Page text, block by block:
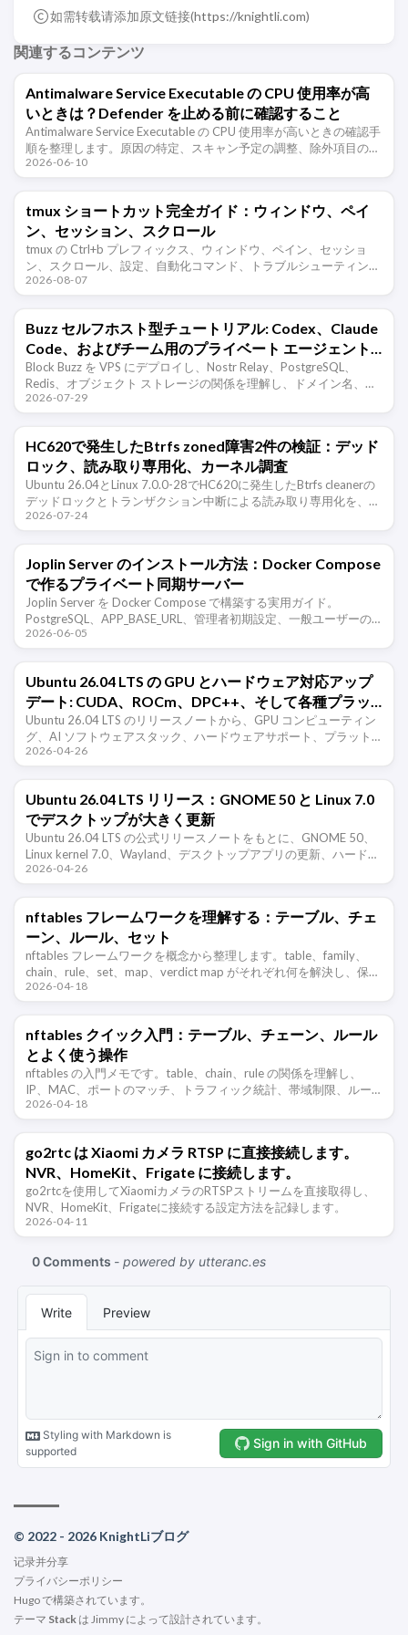
如需转载请添加原文链接(https://knightli.com)
関連するコンテンツ
Antimalware Service Executable の CPU 使用率が高
いときは？Defender を止める前に確認すること
Antimalware Service Executable の CPU 使用率が高いときの確認手
順を整理します。原因の特定、スキャン予定の調整、除外項目の追
加、Windows Defender を無 …
2026-06-10
tmux ショートカット完全ガイド：ウィンドウ、ペイ
ン、セッション、スクロール
tmux の Ctrl+b プレフィックス、ウィンドウ、ペイン、セッショ
ン、スクロール、設定、自動化コマンド、トラブルシューティング
をまとめた実用ガイドです。
2026-08-07
Buzz セルフホスト型チュートリアル: Codex、Claude
Code、およびチーム用のプライベート エージェント
ワークスペースをセットアップする
Block Buzz を VPS にデプロイし、Nostr Relay、PostgreSQL、
Redis、オブジェクト ストレージの関係を理解し、ドメイン名、
TLS、エージェント ID、バックアップ、 …
2026-07-29
HC620で発生したBtrfs zoned障害2件の検証：デッド
ロック、読み取り専用化、カーネル調査
Ubuntu 26.04とLinux 7.0.0-28でHC620に発生したBtrfs cleanerの
デッドロックとトランザクション中断による読み取り専用化を、ロ
グ、復旧コマンド、データ検証、カーネ …
2026-07-24
Joplin Server のインストール方法：Docker Compose
で作るプライベート同期サーバー
Joplin Server を Docker Compose で構築する実用ガイド。
PostgreSQL、APP_BASE_URL、管理者初期設定、一般ユーザーの
有効化、クライアント同期、HTTPS …
2026-06-05
Ubuntu 26.04 LTS の GPU とハードウェア対応アップ
デート: CUDA、ROCm、DPC++、そして各種プラッ
トフォームの変更
Ubuntu 26.04 LTS のリリースノートから、GPU コンピューティン
グ、AI ソフトウェアスタック、ハードウェアサポート、プラット
フォーム要件に関する更新を整理します。対象は …
2026-04-26
Ubuntu 26.04 LTS リリース：GNOME 50 と Linux 7.0
でデスクトップが大きく更新
Ubuntu 26.04 LTS の公式リリースノートをもとに、GNOME 50、
Linux kernel 7.0、Wayland、デスクトップアプリの更新、ハードウ
ェア要件、アップグレード経路などの …
2026-04-26
nftables フレームワークを理解する：テーブル、チェ
ーン、ルール、セット
nftables フレームワークを概念から整理します。table、family、
chain、rule、set、map、verdict map がそれぞれ何を解決し、保守
しやすいファイアウォールルールを …
2026-04-18
nftables クイック入門：テーブル、チェーン、ルール
とよく使う操作
nftables の入門メモです。table、chain、rule の関係を理解し、
IP、MAC、ポートのマッチ、トラフィック統計、帯域制限、ルー
ル削除などの基本操作を整理します。
2026-04-18
go2rtc は Xiaomi カメラ RTSP に直接接続します。
NVR、HomeKit、Frigate に接続します。
go2rtcを使用してXiaomiカメラのRTSPストリームを直接取得し、
NVR、HomeKit、Frigateに接続する設定方法を記録します。
2026-04-11
© 2022 - 2026 KnightLiブログ
记录并分享
プライバシーポリシー
Hugoで構築されています。
テーマ Stack は Jimmy によって設計されています。